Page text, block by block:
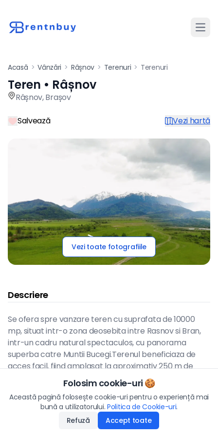
Acasă > Vânzări > Râșnov > Terenuri > Terenuri
Teren de vânzare în Râșnov
Teren • Râșnov
Râșnov,Brașov
Salvează Vezi hartă
Vezi toate fotografiile
Descriere
Se ofera spre vanzare teren cu suprafata de 10000
mp, situat intr-o zona deosebita intre Rasnov si Bran,
intr-un cadru natural spectaculos, cu panorama
superba catre Muntii Bucegi.Terenul beneficiaza de
acces facil, fiind amplasat la aproximativ 250 m de
DN73 ,drumul dintre Rasnov si Bran, si dispune de drum
de acces pana la proprietate.Localizare
excelentaaproximativ 400 m de Complexul
Panicelaproximativ 2 km de Kaufland
Rasnovaproximativ 5 km de Cetatea
Preț
230.000€
17.03.2026
Aplică
Folosim cookie-uri 🍪
Această pagină folosește cookie-uri pentru o experiență mai
bună a utilizatorului. Politica de Cookie-uri.
Refuză
Accept toate